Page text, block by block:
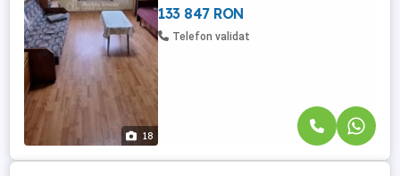
18
spatiu generos, pentru servit masa ...
133 847 RON
Telefon validat